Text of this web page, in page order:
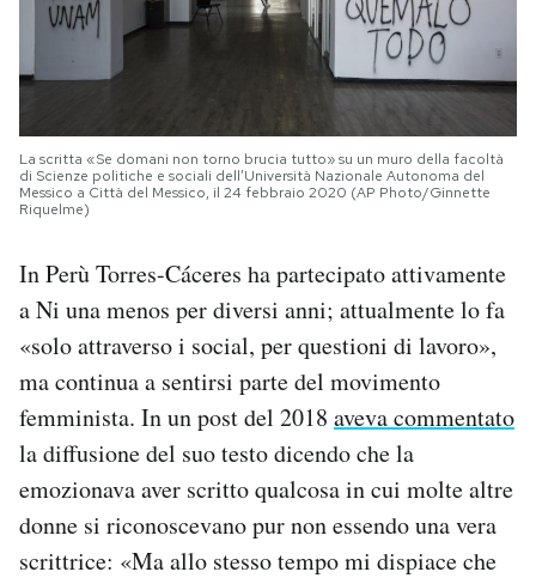
La scritta «Se domani non torno brucia tutto» su un muro della facoltà
di Scienze politiche e sociali dell’Università Nazionale Autonoma del
Messico a Città del Messico, il 24 febbraio 2020 (AP Photo/Ginnette
Riquelme)
In Perù Torres-Cáceres ha partecipato attivamente
a Ni una menos per diversi anni; attualmente lo fa
«solo attraverso i social, per questioni di lavoro»,
ma continua a sentirsi parte del movimento
femminista. In un post del 2018 aveva commentato
la diffusione del suo testo dicendo che la
emozionava aver scritto qualcosa in cui molte altre
donne si riconoscevano pur non essendo una vera
scrittrice: «Ma allo stesso tempo mi dispiace che